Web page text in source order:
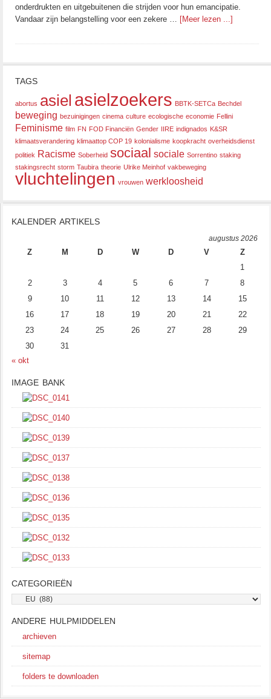
onderdrukten en uitgebuitenen die strijden voor hun emancipatie.
Vandaar zijn belangstelling voor een zekere … [Meer lezen ...]
TAGS
abortus asiel asielzoekers BBTK-SETCa Bechdel
beweging bezuinigingen cinema culture ecologische economie Fellini
Feminisme film FN FOD Financiën Gender IIRE indignados K&SR
klimaatsverandering klimaattop COP 19 kolonialisme koopkracht overheidsdienst
politiek Racisme Soberheid sociaal sociale Sorrentino staking
stakingsrecht storm Taubira theorie Ulrike Meinhof vakbeweging
vluchtelingen vrouwen werkloosheid
KALENDER ARTIKELS
augustus 2026
Z M D W D V
Z
1
2
3 4 5 6 7
8
9
10 11 12 13 14
15
16
17 18 19 20 21
22
23
24 25 26 27 28
29
30
31
« okt
IMAGE BANK
CATEGORIEËN
categorieën
ANDERE HULPMIDDELEN
archieven
sitemap
folders te downloaden